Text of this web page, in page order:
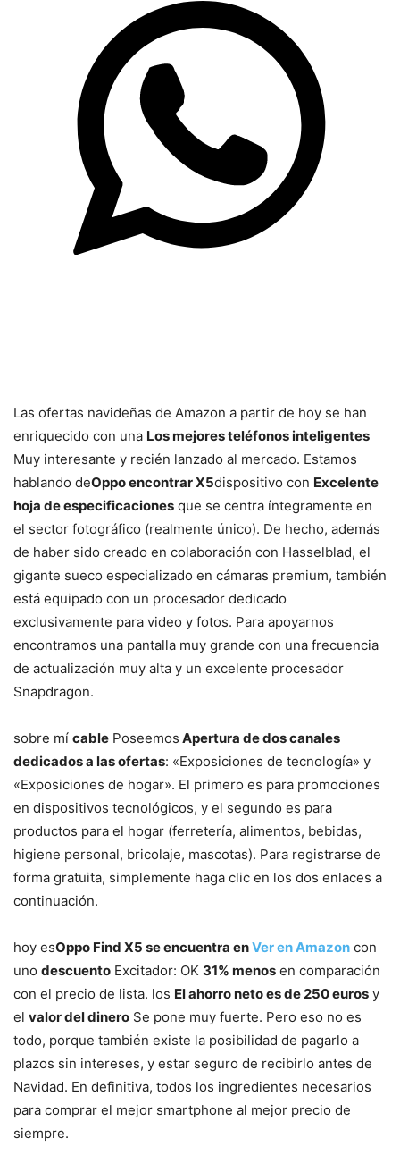
Las ofertas navideñas de Amazon a partir de hoy se han
enriquecido con una Los mejores teléfonos inteligentes
Muy interesante y recién lanzado al mercado. Estamos
hablando deOppo encontrar X5dispositivo con Excelente
hoja de especificaciones que se centra íntegramente en
el sector fotográfico (realmente único). De hecho, además
de haber sido creado en colaboración con Hasselblad, el
gigante sueco especializado en cámaras premium, también
está equipado con un procesador dedicado
exclusivamente para video y fotos. Para apoyarnos
encontramos una pantalla muy grande con una frecuencia
de actualización muy alta y un excelente procesador
Snapdragon.
sobre mí cable Poseemos Apertura de dos canales
dedicados a las ofertas: «Exposiciones de tecnología» y
«Exposiciones de hogar». El primero es para promociones
en dispositivos tecnológicos, y el segundo es para
productos para el hogar (ferretería, alimentos, bebidas,
higiene personal, bricolaje, mascotas). Para registrarse de
forma gratuita, simplemente haga clic en los dos enlaces a
continuación.
hoy esOppo Find X5 se encuentra enVer en Amazon con
uno descuento Excitador: OK 31% menos en comparación
con el precio de lista. los El ahorro neto es de 250 euros y
el valor del dinero Se pone muy fuerte. Pero eso no es
todo, porque también existe la posibilidad de pagarlo a
plazos sin intereses, y estar seguro de recibirlo antes de
Navidad. En definitiva, todos los ingredientes necesarios
para comprar el mejor smartphone al mejor precio de
siempre.